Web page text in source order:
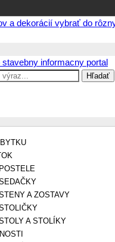
byty, domy a všetko o nich
POSTELE
A ZOSTAVY
A STOLÍKY